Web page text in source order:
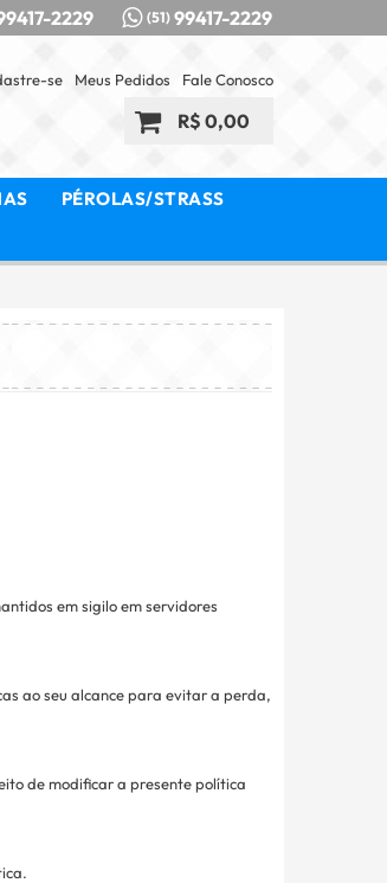
2229 (51) 99417-2229
se Meus Pedidos Fale Conosco
R$ 0,00
PÉROLAS/STRASS
em sigilo em servidores
ao seu alcance para evitar a perda,
de modificar a presente política